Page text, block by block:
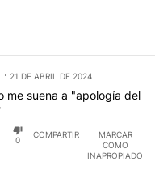
PRESA.
21 DE ABRIL DE 2024
me suena a "apología del
0
COMPARTIR
MARCAR
COMO
INAPROPIADO